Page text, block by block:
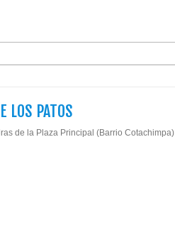
LOS PATOS
de la Plaza Principal (Barrio Cotachimpa)